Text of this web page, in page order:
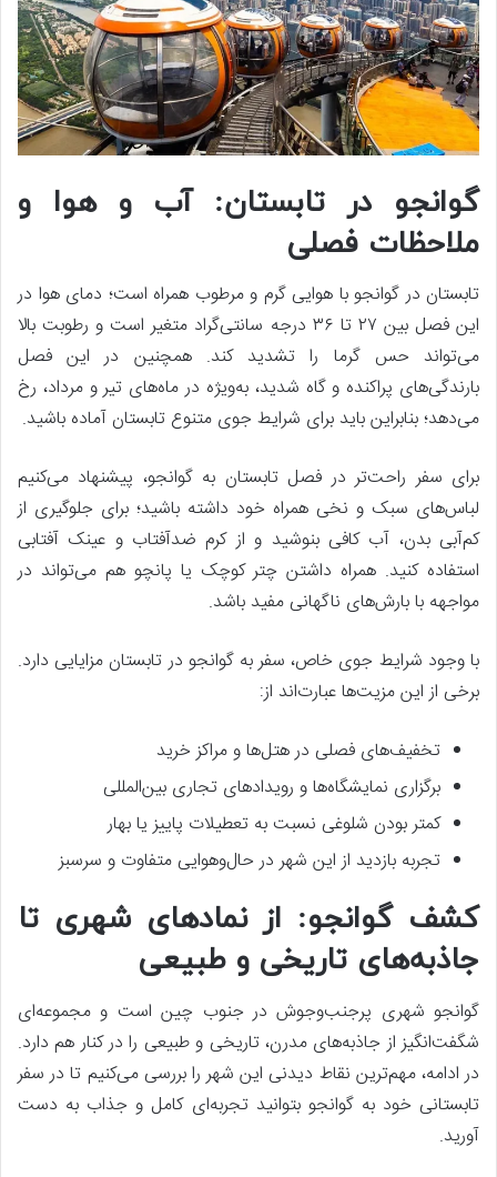
گوانجو در تابستان: آب و هوا و
ملاحظات فصلی
تابستان در گوانجو با هوایی گرم و مرطوب همراه است؛ دمای هوا در
این فصل بین ۲۷ تا ۳۶ درجه سانتی‌گراد متغیر است و رطوبت بالا
می‌تواند حس گرما را تشدید کند. همچنین در این فصل
بارندگی‌های پراکنده و گاه شدید، به‌ویژه در ماه‌های تیر و مرداد، رخ
می‌دهد؛ بنابراین باید برای شرایط جوی متنوع تابستان آماده باشید.
برای سفر راحت‌تر در فصل تابستان به گوانجو، پیشنهاد می‌کنیم
لباس‌های سبک و نخی همراه خود داشته باشید؛ برای جلوگیری از
کم‌آبی بدن، آب کافی بنوشید و از کرم ضدآفتاب و عینک آفتابی
استفاده کنید. همراه داشتن چتر کوچک یا پانچو هم می‌تواند در
مواجهه با بارش‌های ناگهانی مفید باشد.
با وجود شرایط جوی خاص، سفر به گوانجو در تابستان مزایایی دارد.
برخی از این مزیت‌ها عبارت‌اند از:
تخفیف‌های فصلی در هتل‌ها و مراکز خرید
برگزاری نمایشگاه‌ها و رویدادهای تجاری بین‌المللی
کمتر بودن شلوغی نسبت به تعطیلات پاییز یا بهار
تجربه بازدید از این شهر در حال‌وهوایی متفاوت و سرسبز
کشف گوانجو: از نمادهای شهری تا
جاذبه‌های تاریخی و طبیعی
گوانجو شهری پرجنب‌وجوش در جنوب چین است و مجموعه‌ای
شگفت‌انگیز از جاذبه‌های مدرن، تاریخی و طبیعی را در کنار هم دارد.
در ادامه، مهم‌ترین نقاط دیدنی این شهر را بررسی می‌کنیم تا در سفر
تابستانی‌ خود به گوانجو بتوانید تجربه‌ای کامل و جذاب به دست
آورید.